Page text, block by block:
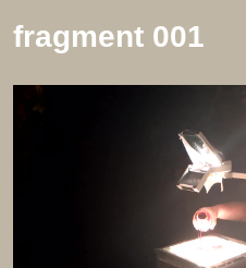
fragment 001